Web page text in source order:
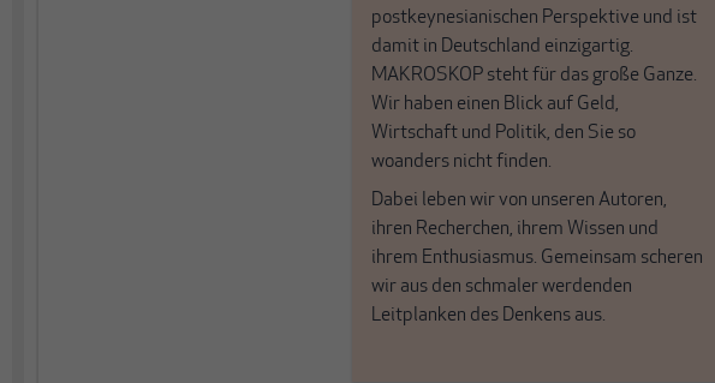
postkeynesianischen Perspektive und ist
damit in Deutschland einzigartig.
MAKROSKOP steht für das große Ganze.
Wir haben einen Blick auf Geld,
Wirtschaft und Politik, den Sie so
woanders nicht finden.
Dabei leben wir von unseren Autoren,
ihren Recherchen, ihrem Wissen und
ihrem Enthusiasmus. Gemeinsam scheren
wir aus den schmaler werdenden
Leitplanken des Denkens aus.